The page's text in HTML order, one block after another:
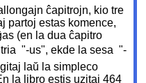
ĉapitrojn, kio tre
partoj estas komence,
(en la dua ĉapitro
 "-us", ekde la sesa  "-
laŭ la simpleco
la libro estis uzitaj 464